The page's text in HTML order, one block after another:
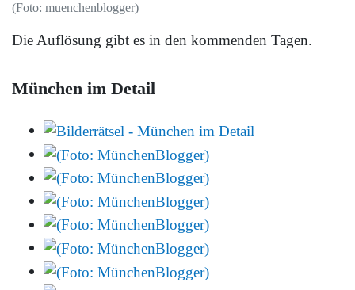
(Foto: muenchenblogger)
Die Auflösung gibt es in den kommenden Tagen.
München im Detail